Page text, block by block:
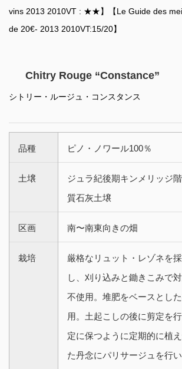
vins 2013 2010VT : ★★】【Le Guide des
de 20€- 2013 2010VT:15/20】
Chitry Rouge “Constance”
シトリー・ルージュ・コンスタンス
品種 ピノ・ノワール100％
土壌
ジュラ紀後期キンメリッジ
質石灰土壌
区画 南〜南東向きの畑
栽培
厳格なリュット・レゾネを
し、刈り込みと鋤きこみで
不使用。堆肥をベースとし
用。土起こしの後に剪定を
定に保つように定期的に植
た丹念にパリサージュを行